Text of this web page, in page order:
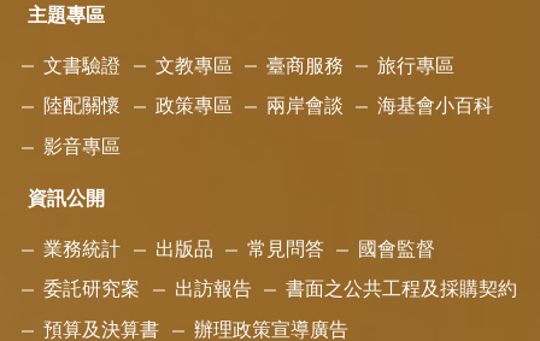
主題專區
文書驗證 文教專區 臺商服務 旅行專區
陸配關懷 政策專區 兩岸會談 海基會小百科
影音專區
資訊公開
業務統計 出版品 常見問答 國會監督
委託研究案 出訪報告 書面之公共工程及採購契約
預算及決算書 辦理政策宣導廣告